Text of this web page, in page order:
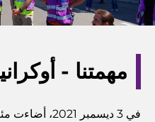
مهمتنا - أوكرانيا
في 3 ديسمبر